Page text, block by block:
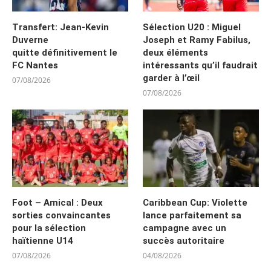
Transfert: Jean-Kevin
Duverne
quitte définitivement le
FC Nantes
07/08/2026
Sélection U20 : Miguel
Joseph et Ramy Fabilus,
deux éléments
intéressants qu’il faudrait
garder à l’œil
07/08/2026
Foot – Amical : Deux
sorties convaincantes
pour la sélection
haïtienne U14
07/08/2026
Caribbean Cup: Violette
lance parfaitement sa
campagne avec un
succès autoritaire
04/08/2026